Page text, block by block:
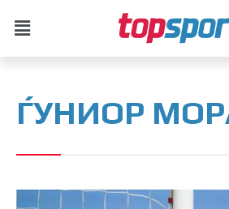
ЃУНИОР